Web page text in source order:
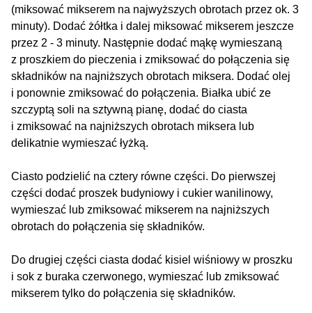
(miksować mikserem na najwyższych obrotach przez ok. 3
minuty). Dodać żółtka i dalej miksować mikserem jeszcze
przez 2 - 3 minuty. Następnie dodać mąkę wymieszaną
z proszkiem do pieczenia i zmiksować do połączenia się
składników na najniższych obrotach miksera. Dodać olej
i ponownie zmiksować do połączenia. Białka ubić ze
szczyptą soli na sztywną pianę, dodać do ciasta
i zmiksować na najniższych obrotach miksera lub
delikatnie wymieszać łyżką.
Ciasto podzielić na cztery równe części. Do pierwszej
części dodać proszek budyniowy i cukier wanilinowy,
wymieszać lub zmiksować mikserem na najniższych
obrotach do połączenia się składników.
Do drugiej części ciasta dodać kisiel wiśniowy w proszku
i sok z buraka czerwonego, wymieszać lub zmiksować
mikserem tylko do połączenia się składników.